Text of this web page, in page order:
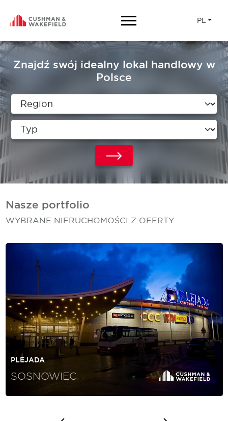
PL
Znajdź swój idealny lokal handlowy w
Polsce
Nasze portfolio
WYBRANE NIERUCHOMOŚCI Z OFERTY
PLEJADA
SOSNOWIEC